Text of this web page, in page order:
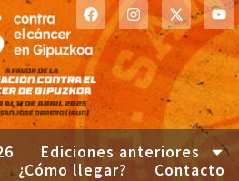
Ediciones anteriores
¿Cómo llegar?
Contacto